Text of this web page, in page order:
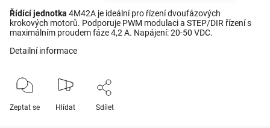
Řídící jednotka 4M42A je ideální pro řízení dvoufázových
krokových motorů. Podporuje PWM modulaci a STEP/DIR řízení s
maximálním proudem fáze 4,2 A. Napájení: 20-50 VDC.
Detailní informace
Zeptat se Hlídat Sdílet